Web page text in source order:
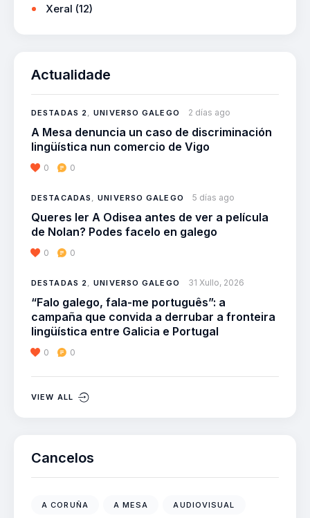
Xeral (12)
Actualidade
DESTADAS 2,UNIVERSO GALEGO 2 días ago
A Mesa denuncia un caso de discriminación
lingüística nun comercio de Vigo
0 0
DESTACADAS ,UNIVERSO GALEGO 5 días ago
Queres ler A Odisea antes de ver a película
de Nolan? Podes facelo en galego
0 0
DESTADAS 2,UNIVERSO GALEGO 31 Xullo, 2026
“Falo galego, fala-me português”: a
campaña que convida a derrubar a fronteira
lingüística entre Galicia e Portugal
0 0
VIEW ALL
Cancelos
A CORUÑA A MESA AUDIOVISUAL